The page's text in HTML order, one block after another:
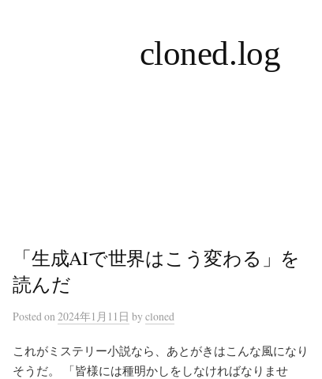
cloned.log
「生成AIで世界はこう変わる」を
読んだ
Postedon 2024年1月11日 by cloned
これがミステリー小説なら、あとがきはこんな風になり
そうだ。 「皆様には種明かしをしなければなりませ